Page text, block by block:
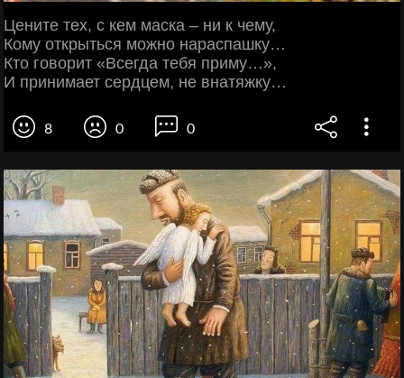
Цените тех, с кем маска – ни к чему,
Кому открыться можно нараспашку…
Кто говорит «Всегда тебя приму…»,
И принимает сердцем, не внатяжку…
8 0 0